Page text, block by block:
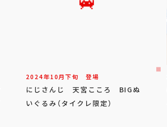
2024年10月下旬 登場
にじさんじ 天宮こころ BIGぬ
いぐるみ（タイクレ限定）